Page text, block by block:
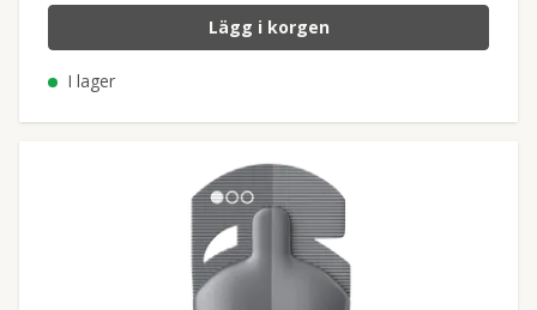
Lägg i korgen
I lager